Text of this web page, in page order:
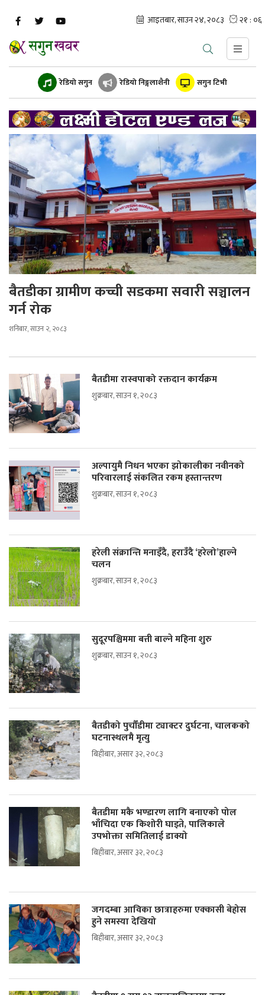
रेडियो सगुन रेडियो निङ्गलाशैनी सगुन टिभी
बैतडीका ग्रामीण कच्ची सडकमा सवारी सञ्चालन
गर्न रोक
शनिबार, साउन २, २०८३
बैतडीमा रास्वपाको रक्तदान कार्यक्रम
शुक्रबार, साउन १, २०८३
अल्पायुमै निधन भएका झोकालीका नवीनको
परिवारलाई संकलित रकम हस्तान्तरण
शुक्रबार, साउन १, २०८३
हरेली संक्रान्ति मनाइँदै, हराउँदै ‘हरेलो’हाल्ने
चलन
शुक्रबार, साउन १, २०८३
सुदूरपश्चिममा बत्ती बाल्ने महिना शुरु
शुक्रबार, साउन १, २०८३
बैतडीको पुर्चौंडीमा ट्याक्टर दुर्घटना, चालकको
घटनास्थलमै मृत्यु
बिहीबार, असार ३२, २०८३
बैतडीमा मकै भण्डारण लागि बनाएको पोल
भाँचिदा एक किशोरी घाइते, पालिकाले
उपभोक्ता समितिलाई डाक्यो
बिहीबार, असार ३२, २०८३
जगदम्बा आविका छात्राहरुमा एक्कासी बेहोस
हुने समस्या देखियो
बिहीबार, असार ३२, २०८३